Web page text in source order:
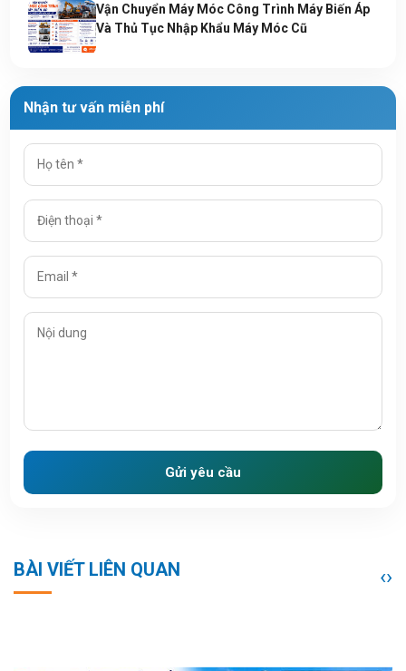
Vận Chuyển Máy Móc Công Trình Máy Biến Áp
Và Thủ Tục Nhập Khẩu Máy Móc Cũ
Nhận tư vấn miễn phí
Gửi yêu cầu
BÀI VIẾT LIÊN QUAN ‹›